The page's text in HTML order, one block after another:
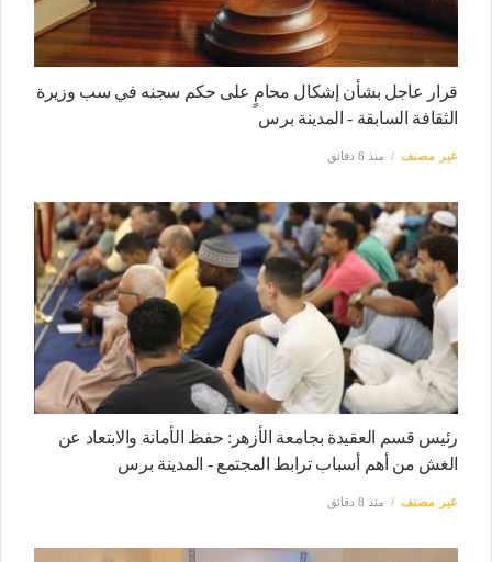
قرار عاجل بشأن إشكال محامٍ على حكم سجنه في سب وزيرة
الثقافة السابقة - المدينة برس
غير مصنف منذ 8 دقائق
رئيس قسم العقيدة بجامعة الأزهر: حفظ الأمانة والابتعاد عن
الغش من أهم أسباب ترابط المجتمع - المدينة برس
غير مصنف منذ 8 دقائق